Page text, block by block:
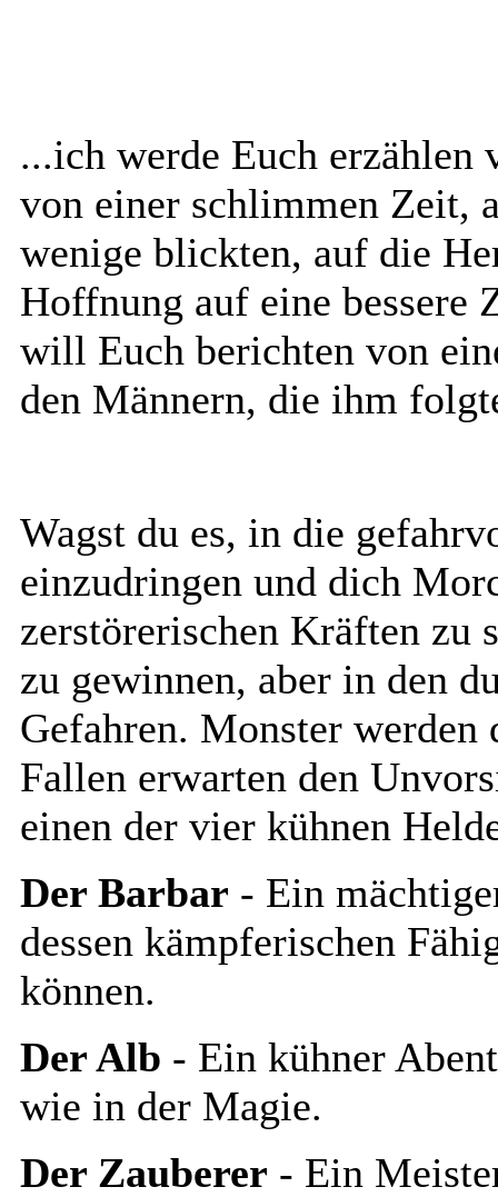
...ich werde Euch erzählen
von einer schlimmen Zeit,
wenige blickten, auf die
Hoffnung auf eine bessere
will Euch berichten von
den Männern, die ihm
Wagst du es, in die
einzudringen und dich
zerstörerischen Kräften zu
zu gewinnen, aber in den
Gefahren. Monster
Fallen erwarten den
einen der vier kühnen
Der Barbar - Ein
dessen kämpferischen
können.
Der Alb - Ein kühner
wie in der Magie.
Der Zauberer - Ein